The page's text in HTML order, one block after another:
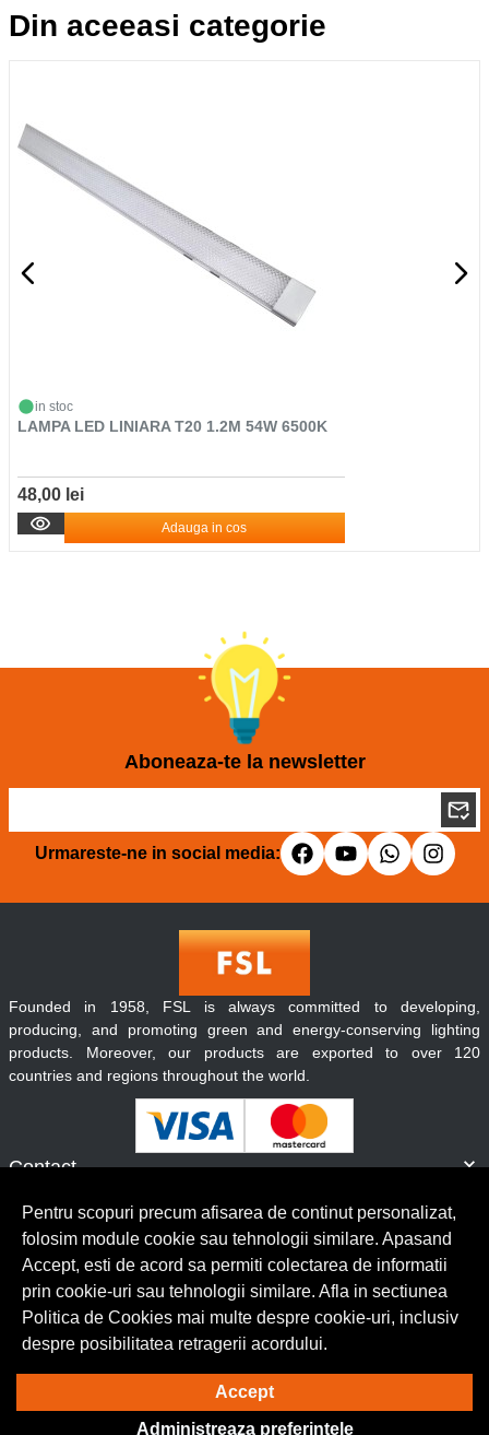
Din aceeasi categorie
in stoc
LAMPA LED LINIARA T20 1.2M 54W 6500K
48,00 lei
Adauga in cos
Aboneaza-te la newsletter
Urmareste-ne in social media:
Contact
Servicii clienti
Founded in 1958, FSL is always committed to developing,
producing, and promoting green and energy-conserving lighting
products. Moreover, our products are exported to over 120
countries and regions throughout the world.
© Copyright 2026 Lumilux. Toate drepturile rezervate.
Solutie eCommercepowered by
Pentru scopuri precum afisarea de continut personalizat,
folosim module cookie sau tehnologii similare. Apasand
Accept, esti de acord sa permiti colectarea de informatii
prin cookie-uri sau tehnologii similare. Afla in sectiunea
Politica de Cookies mai multe despre cookie-uri, inclusiv
despre posibilitatea retragerii acordului.
Accept
Administreaza preferintele